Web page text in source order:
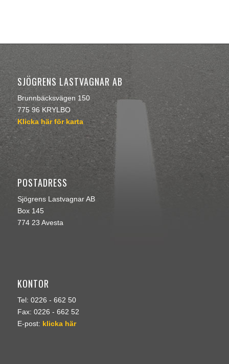
SJÖGRENS LASTVAGNAR AB
Brunnbäcksvägen 150
775 96 KRYLBO
Klicka här för karta
POSTADRESS
Sjögrens Lastvagnar AB
Box 145
774 23 Avesta
KONTOR
Tel: 0226 - 662 50
Fax: 0226 - 662 52
E-post: klicka här